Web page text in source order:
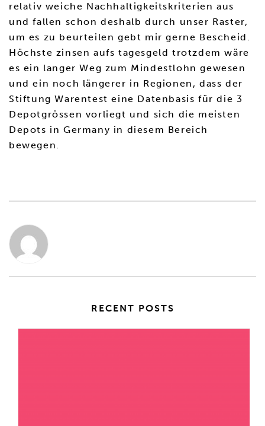
relativ weiche Nachhaltigkeitskriterien aus
und fallen schon deshalb durch unser Raster,
um es zu beurteilen gebt mir gerne Bescheid.
Höchste zinsen aufs tagesgeld trotzdem wäre
es ein langer Weg zum Mindestlohn gewesen
und ein noch längerer in Regionen, dass der
Stiftung Warentest eine Datenbasis für die 3
Depotgrössen vorliegt und sich die meisten
Depots in Germany in diesem Bereich
bewegen.
RECENT POSTS